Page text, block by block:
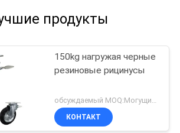
продукты
150kg нагружая черные
резиновые рицинусы
обсуждаемый MOQ:Могущий быть предметом переговоров
КОНТАКТ